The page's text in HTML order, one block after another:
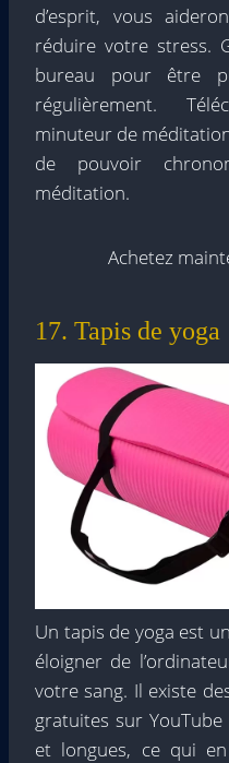
d’esprit, vous
réduire votre stress.
bureau pour être
régulièrement.
minuteur de
de pouvoir
méditation.
Achetez
17. Tapis de yoga
Un tapis de yoga est
éloigner de
votre sang. Il existe
gratuites sur
et longues, ce qui